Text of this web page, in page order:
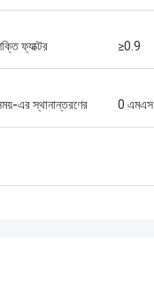
ফ্যাক্টর ≥0.9
এর স্থানান্তরণের 0 এমএস